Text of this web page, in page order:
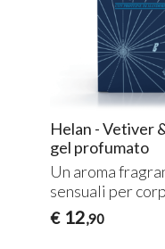
Helan - Vetiver
gel profumato
Un aroma
sensuali per
€ 12,90